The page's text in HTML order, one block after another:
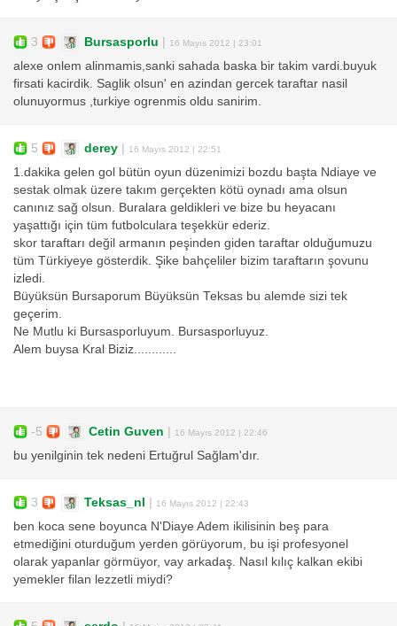
3 Bursasporlu | 16 Mayıs 2012 | 23:01
alexe onlem alinmamis,sanki sahada baska bir takim vardi.buyuk
firsati kacirdik. Saglik olsun' en azindan gercek taraftar nasil
olunuyormus ,turkiye ogrenmis oldu sanirim.
5 derey | 16 Mayıs 2012 | 22:51
1.dakika gelen gol bütün oyun düzenimizi bozdu başta Ndiaye ve
sestak olmak üzere takım gerçekten kötü oynadı ama olsun
canınız sağ olsun. Buralara geldikleri ve bize bu heyacanı
yaşattığı için tüm futbolculara teşekkür ederiz.
skor taraftarı değil armanın peşinden giden taraftar olduğumuzu
tüm Türkiyeye gösterdik. Şike bahçeliler bizim taraftarın şovunu
izledi.
Büyüksün Bursaporum Büyüksün Teksas bu alemde sizi tek
geçerim.
Ne Mutlu ki Bursasporluyum. Bursasporluyuz.
Alem buysa Kral Biziz............
-5 Cetin Guven | 16 Mayıs 2012 | 22:46
bu yenilginin tek nedeni Ertuğrul Sağlam'dır.
3 Teksas_nl | 16 Mayıs 2012 | 22:43
ben koca sene boyunca N'Diaye Adem ikilisinin beş para
etmediğini oturduğum yerden görüyorum, bu işi profesyonel
olarak yapanlar görmüyor, vay arkadaş. Nasıl kılıç kalkan ekibi
yemekler filan lezzetli miydi?